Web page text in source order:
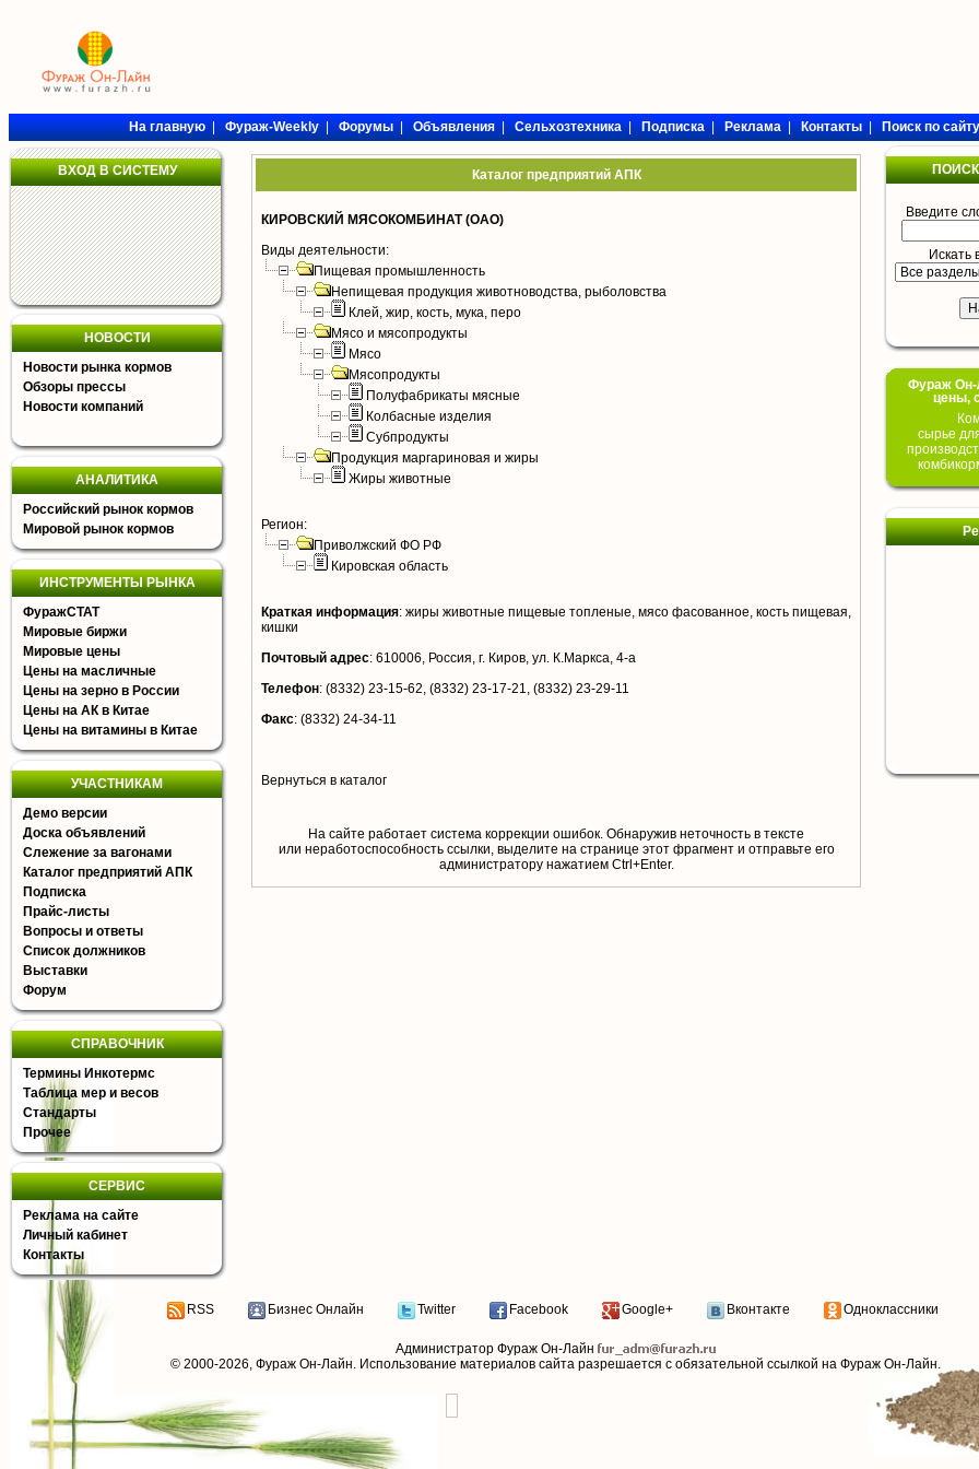
На главную|Фураж-Weekly|Форумы|Объявления|Сельхозтехника|Подписка|Реклама|Контакты|Поиск по сайту
ВХОД В СИСТЕМУ
НОВОСТИ
Новости рынка кормов
Обзоры прессы
Новости компаний
АНАЛИТИКА
Российский рынок кормов
Мировой рынок кормов
ИНСТРУМЕНТЫ РЫНКА
ФуражСТАТ
Мировые биржи
Мировые цены
Цены на масличные
Цены на зерно в России
Цены на АК в Китае
Цены на витамины в Китае
УЧАСТНИКАМ
Демо версии
Доска объявлений
Слежение за вагонами
Каталог предприятий АПК
Подписка
Прайс-листы
Вопросы и ответы
Список должников
Выставки
Форум
СПРАВОЧНИК
Термины Инкотермс
Таблица мер и весов
Стандарты
Прочее
СЕРВИС
Реклама на сайте
Личный кабинет
Контакты
Каталог предприятий АПК
КИРОВСКИЙ МЯСОКОМБИНАТ (ОАО)
Виды деятельности:
Пищевая промышленность
Непищевая продукция животноводства, рыболовства
Клей, жир, кость, мука, перо
Мясо и мясопродукты
Мясо
Мясопродукты
Полуфабрикаты мясные
Колбасные изделия
Субпродукты
Продукция маргариновая и жиры
Жиры животные
Регион:
Приволжский ФО РФ
Кировская область
Краткая информация: жиры животные пищевые топленые, мясо фасованное, кость пищевая,
кишки
Почтовый адрес: 610006, Россия, г. Киров, ул. К.Маркса, 4-а
Телефон: (8332) 23-15-62, (8332) 23-17-21, (8332) 23-29-11
Факс: (8332) 24-34-11
Вернуться в каталог
На сайте работает система коррекции ошибок. Обнаружив неточность в тексте
или неработоспособность ссылки, выделите на странице этот фрагмент и отправьте его
aдминистратору нажатием Ctrl+Enter.
Введите
Искать
Фураж Он-
цены,
сырье
RSS Бизнес Онлайн Twitter Facebook Google+ Вконтакте Одноклассники
Администратор Фураж Он-Лайн
© 2000-2026, Фураж Он-Лайн. Использование материалов сайта разрешается с обязательной ссылкой на Фураж Он-Лайн.